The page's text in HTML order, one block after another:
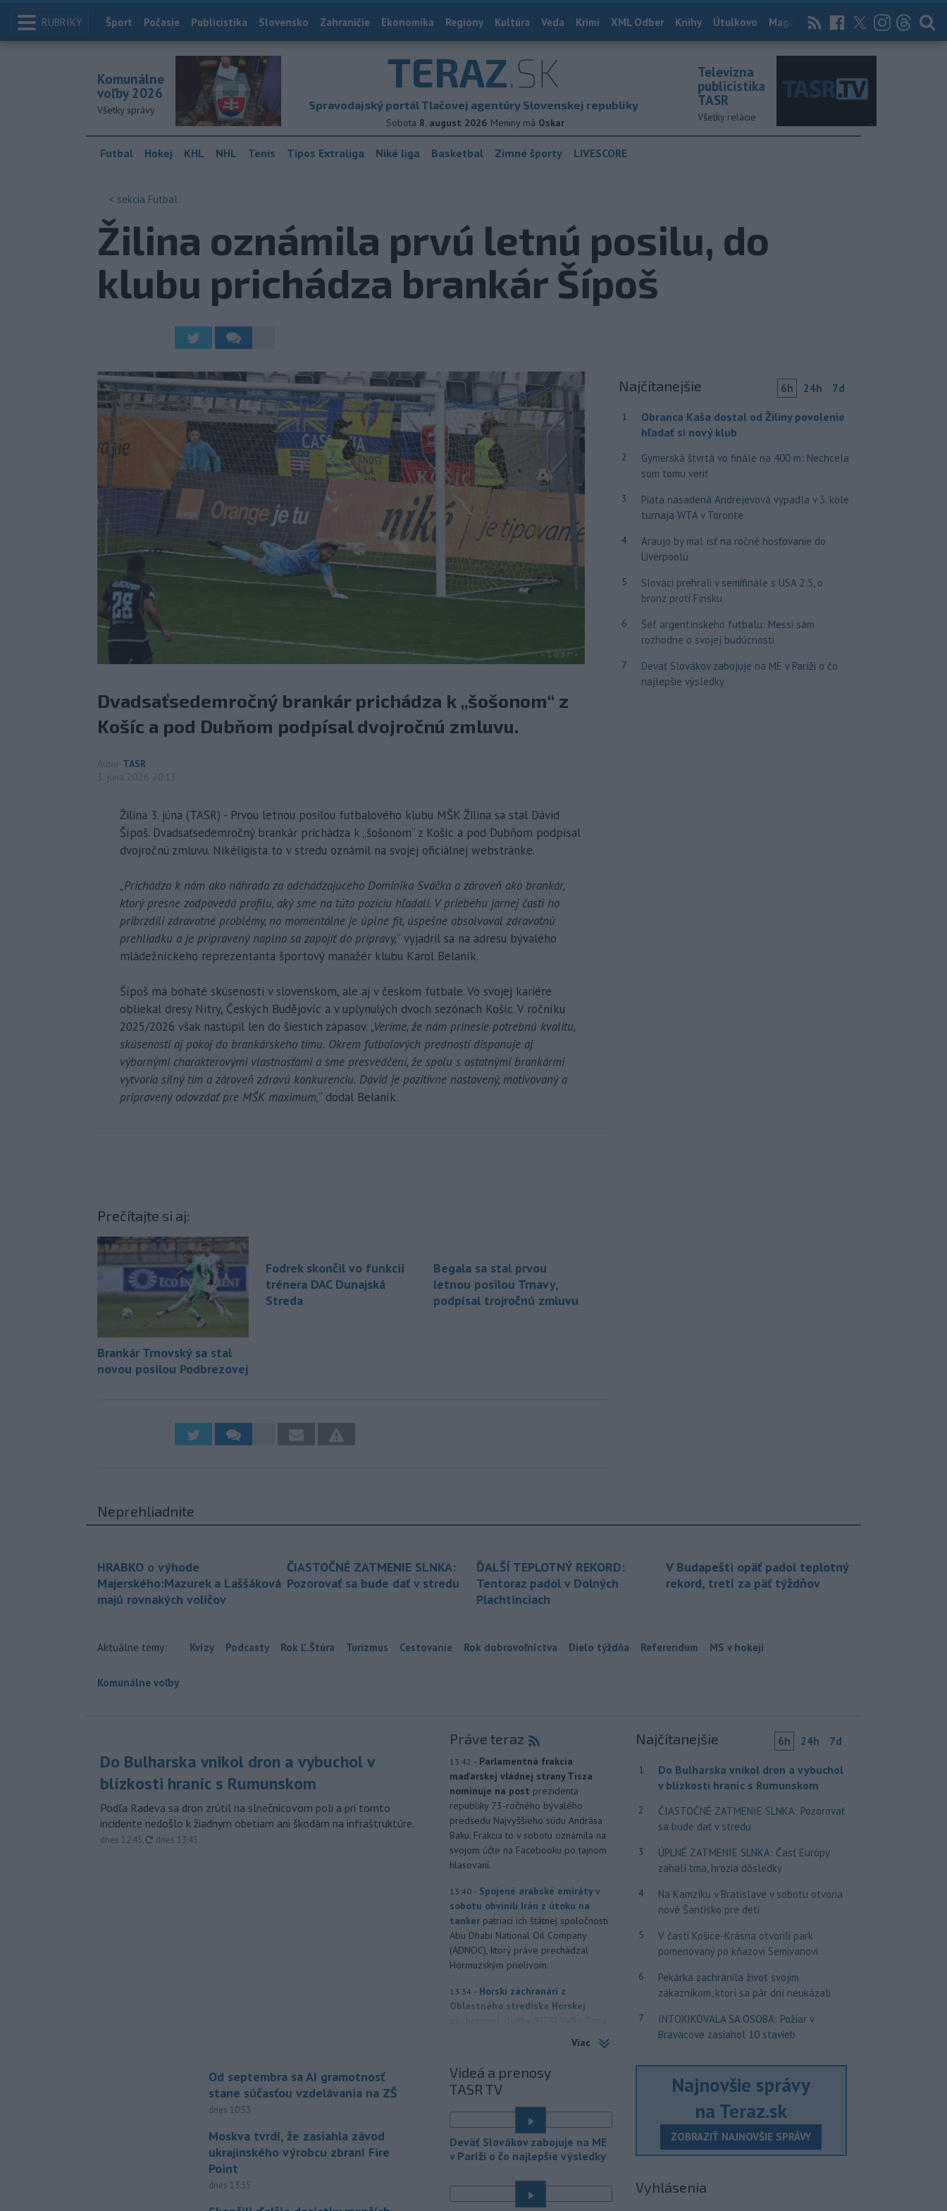
RUBRIKY Index
Šport Počasie Publicistika Slovensko Zahraničie Ekonomika Regióny Kultúra Veda Krimi XML Odber Knihy Útulkovo Magazín News Now Archív
TERAZ.SK
Spravodajský portál Tlačovej agentúry Slovenskej republiky
Sobota 8. august 2026 Meniny má Oskar
Komunálne
voľby 2026
Všetky správy
Televízna
publicistika
TASR
Všetky relácie
Futbal Hokej KHL NHL Tenis Tipos Extraliga Niké liga Basketbal Zimné športy LIVESCORE
< sekcia Futbal
Žilina oznámila prvú letnú posilu, do
klubu prichádza brankár Šípoš
Dvadsaťsedemročný brankár prichádza k „šošonom“ z
Košíc a pod Dubňom podpísal dvojročnú zmluvu.
Autor TASR
3. júna 2026 20:13
Žilina 3. júna (TASR) - Prvou letnou posilou futbalového klubu MŠK Žilina sa stal Dávid
Šípoš. Dvadsaťsedemročný brankár prichádza k „šošonom“ z Košíc a pod Dubňom podpísal
dvojročnú zmluvu. Nikéligista to v stredu oznámil na svojej oficiálnej webstránke.
„Prichádza k nám ako náhrada za odchádzajúceho Dominika Sváčka a zároveň ako brankár,
ktorý presne zodpovedá profilu, aký sme na túto pozíciu hľadali. V priebehu jarnej časti ho
pribrzdili zdravotné problémy, no momentálne je úplne fit, úspešne absolvoval zdravotnú
prehliadku a je pripravený naplno sa zapojiť do prípravy,“ vyjadril sa na adresu bývalého
mládežníckeho reprezentanta športový manažér klubu Karol Belaník.
Šípoš má bohaté skúsenosti v slovenskom, ale aj v českom futbale. Vo svojej kariére
obliekal dresy Nitry, Českých Budějovíc a v uplynulých dvoch sezónach Košíc. V ročníku
2025/2026 však nastúpil len do šiestich zápasov. „Veríme, že nám prinesie potrebnú kvalitu,
skúsenosti aj pokoj do brankárskeho tímu. Okrem futbalových predností disponuje aj
výbornými charakterovými vlastnosťami a sme presvedčení, že spolu s ostatnými brankármi
vytvoria silný tím a zároveň zdravú konkurenciu. Dávid je pozitívne nastavený, motivovaný a
pripravený odovzdať pre MŠK maximum,“ dodal Belaník.
Prečítajte si aj:
Brankár Trnovský sa stal
novou posilou Podbrezovej
Fodrek skončil vo funkcii
trénera DAC Dunajská
Streda
Begala sa stal prvou
letnou posilou Trnavy,
podpísal trojročnú zmluvu
Najčítanejšie 6h 24h 7d
1
Obranca Kaša dostal od Žiliny povolenie
hľadať si nový klub
2
Gymerská štvrtá vo finále na 400 m: Nechcela
som tomu veriť
3
Piata nasadená Andrejevová vypadla v 3. kole
turnaja WTA v Toronte
4
Araujo by mal ísť na ročné hosťovanie do
Liverpoolu
5
Slováci prehrali v semifinále s USA 2:5, o
bronz proti Fínsku
6
Šéf argentínskeho futbalu: Messi sám
rozhodne o svojej budúcnosti
7
Deväť Slovákov zabojuje na ME v Paríži o čo
najlepšie výsledky
Neprehliadnite
HRABKO o výhode
Majerského:Mazurek a Laššáková
majú rovnakých voličov
ČIASTOČNÉ ZATMENIE SLNKA:
Pozorovať sa bude dať v stredu
ĎALŠÍ TEPLOTNÝ REKORD:
Tentoraz padol v Dolných
Plachtinciach
V Budapešti opäť padol teplotný
rekord, tretí za päť týždňov
Aktuálne témy: Kvízy Podcasty Rok Ľ.Štúra Turizmus Cestovanie Rok dobrovoľníctva Dielo týždňa Referendum MS v hokeji
Komunálne voľby
Do Bulharska vnikol dron a vybuchol v
blízkosti hraníc s Rumunskom
Podľa Radeva sa dron zrútil na slnečnicovom poli a pri tomto
incidente nedošlo k žiadnym obetiam ani škodám na infraštruktúre.
dnes 12:45, aktualizované
dnes 13:45
Od septembra sa AI gramotnosť
stane súčasťou vzdelávania na ZŠ
dnes 10:53
Moskva tvrdí, že zasiahla závod
ukrajinského výrobcu zbraní Fire
Point
dnes 13:55
Práve teraz
13:42 - Parlamentná frakcia
maďarskej vládnej strany Tisza
nominuje na post prezidenta
republiky 73-ročného bývalého
predsedu Najvyššieho súdu Andrása
Baku. Frakcia to v sobotu oznámila na
svojom účte na Facebooku po tajnom
hlasovaní.
13:40 - Spojené arabské emiráty v
sobotu obvinili Irán z útoku na
tanker patriaci ich štátnej spoločnosti
Abu Dhabi National Oil Company
(ADNOC), ktorý práve prechádzal
Hormuzským prielivom.
13:34 - Horskí záchranári z
Oblastného strediska Horskej
ročnej turistke v Rybovskom sedle.
Zranila si členok.
12:36 - Polícia v piatok (7. 8.)
vypátrala dvoch 17-ročných
mladíkov, ktorí sú podozriví z útoku
na taxikára v Seredi. Muž pri incidente
utrpel vážne zranenia a skončil v
trnavskej nemocnici.
V niektorých okresoch na
západnom Slovensku platia v
Viac
Videá a prenosy
TASR TV
Deväť Slovákov zabojuje na ME
v Paríži o čo najlepšie výsledky
Najčítanejšie 6h 24h 7d
1
Do Bulharska vnikol dron a vybuchol
v blízkosti hraníc s Rumunskom
2
ČIASTOČNÉ ZATMENIE SLNKA: Pozorovať
sa bude dať v stredu
3
ÚPLNÉ ZATMENIE SLNKA: Časť Európy
zahalí tma, hrozia dôsledky
4
Na Kamzíku v Bratislave v sobotu otvoria
nové Šantisko pre deti
5
V časti Košice-Krásna otvorili park
pomenovaný po kňazovi Semivanovi
6
Pekárka zachránila život svojim
zákazníkom, ktorí sa pár dní neukázali
7
INTOXIKOVALA SA OSOBA: Požiar v
Braväcove zasiahol 10 stavieb
Najnovšie správy
na Teraz.sk
ZOBRAZIŤ NAJNOVŠIE SPRÁVY
Vyhlásenia